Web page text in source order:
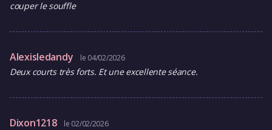
couper le souffle
Alexisledandy le 04/02/2026
Deux courts très forts. Et une excellente séance.
Dixon1218 le 02/02/2026